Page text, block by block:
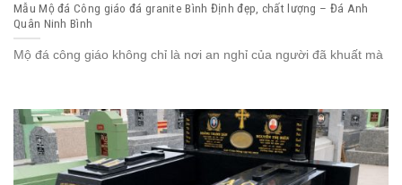
Mẫu Mộ đá Công giáo đá granite Bình Định đẹp, chất lượng – Đá Anh
Quân Ninh Bình
Mộ đá công giáo không chỉ là nơi an nghỉ của người đã khuất mà